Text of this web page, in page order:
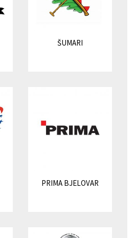
ŠUMARI
PRIMA BJELOVAR